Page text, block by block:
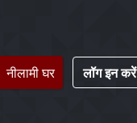
नीलामी घर लॉग इन करें